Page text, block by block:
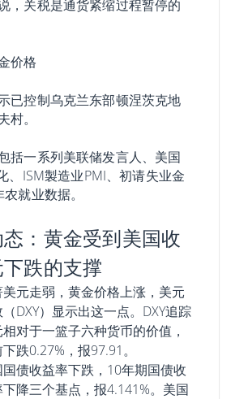
，关税是通货紧缩过程暂停的
价格
已控制乌克兰东部顿涅茨克地
村。
括一系列美联储发言人、美国
、ISM製造业PMI、初请失业金
就业数据。
：黄金受到美国收
跌的支撑
元走弱，黄金价格上涨，美元
DXY）显示出这一点。DXY追踪
对于一篮子六种货币的价值，
跌0.27%，报97.91。
国债收益率下跌，10年期国债收
降三个基点，报4.141%。美国